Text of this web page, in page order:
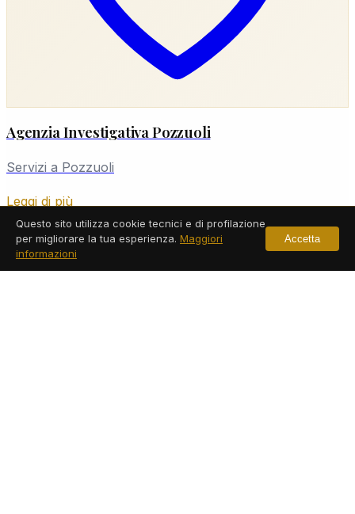
Agenzia Investigativa Pozzuoli
Servizi a Pozzuoli
Leggi di più
Questo sito utilizza cookie tecnici e di profilazione
per migliorare la tua esperienza. Maggiori
informazioni
Accetta